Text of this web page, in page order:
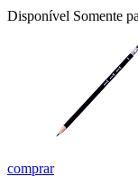
Disponível Somente
comprar